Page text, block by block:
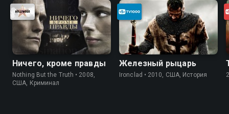
Ничего, кроме правды
Nothing But the Truth • 2008,
США, Криминал
Железный рыцарь
Ironclad • 2010, США, История